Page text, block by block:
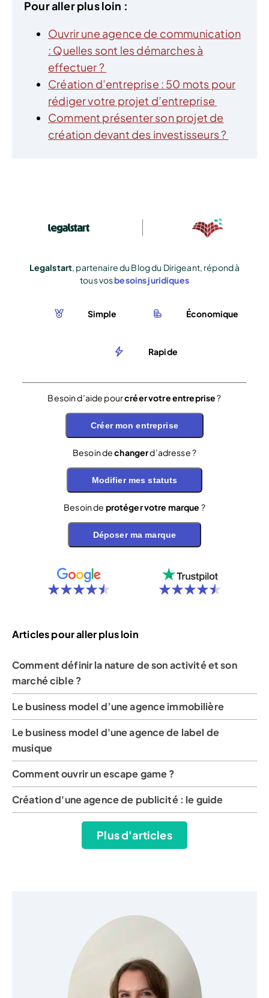
Pour aller plus loin :
Ouvrir une agence de communication
: Quelles sont les démarches à
effectuer ?
Création d’entreprise : 50 mots pour
rédiger votre projet d’entreprise
Comment présenter son projet de
création devant des investisseurs ?
Legalstart, partenaire du Blog du Dirigeant, répond à
tous vosbesoins juridiques
Simple Économique
Rapide
Besoin d’aide pourcréer votre entreprise?
Créer mon entreprise
Besoin dechangerd’adresse ?
Modifier mes statuts
Besoin de protéger votre marque ?
Déposer ma marque
Articles pour aller plus loin
Comment définir la nature de son activité et son
marché cible ?
Le business model d’une agence immobilière
Le business model d'une agence de label de
musique
Comment ouvrir un escape game ?
Création d'une agence de publicité : le guide
Plus d'articles